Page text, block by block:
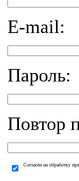
E-mail:
Пароль:
Повтор
Согласен на обработку